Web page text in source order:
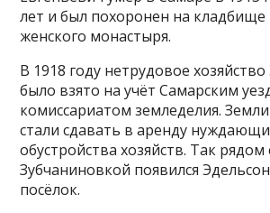
лет и был похоронен на кладбище
женского монастыря.
В 1918 году нетрудовое
было взято на учёт Самарским
комиссариатом земледелия.
стали сдавать в аренду
обустройства хозяйств. Так рядом
Зубчаниновкой появился
посёлок.